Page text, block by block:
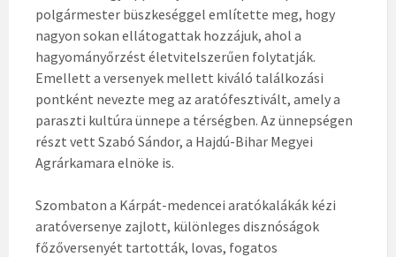
polgármester büszkeséggel említette meg, hogy
nagyon sokan ellátogattak hozzájuk, ahol a
hagyományőrzést életvitelszerűen folytatják.
Emellett a versenyek mellett kiváló találkozási
pontként nevezte meg az aratófesztivált, amely a
paraszti kultúra ünnepe a térségben. Az ünnepségen
részt vett Szabó Sándor, a Hajdú-Bihar Megyei
Agrárkamara elnöke is.
Szombaton a Kárpát-medencei aratókalákák kézi
aratóversenye zajlott, különleges disznóságok
főzőversenyét tartották, lovas, fogatos